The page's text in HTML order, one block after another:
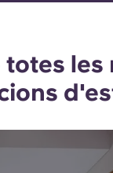
totes les